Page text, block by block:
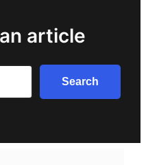
article
Search